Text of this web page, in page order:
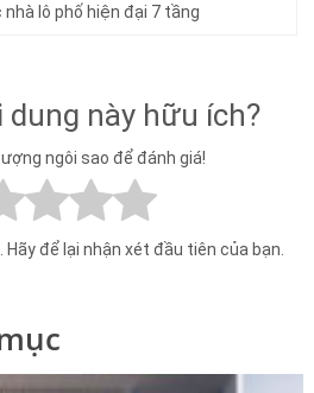
nhà lô phố hiện đại 7 tầng
dung này hữu ích?
ngôi sao để đánh giá!
để lại nhận xét đầu tiên của bạn.